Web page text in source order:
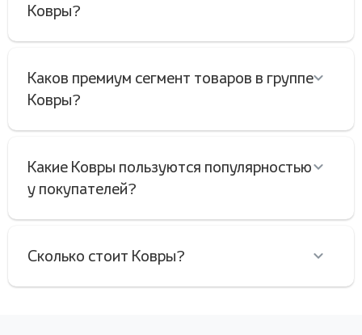
Ковры?
Каков премиум сегмент товаров в группе
Ковры?
Какие Ковры пользуются популярностью
у покупателей?
Сколько стоит Ковры?